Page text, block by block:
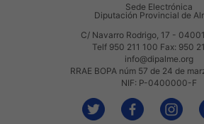
Sede Electrónica
Diputación Provincial de
C/ Navarro Rodrigo, 17 -
Telf 950 211 100 Fax: 950
info@dipalme.org
RRAE BOPA núm 57 de 24 de
NIF: P-0400000-F